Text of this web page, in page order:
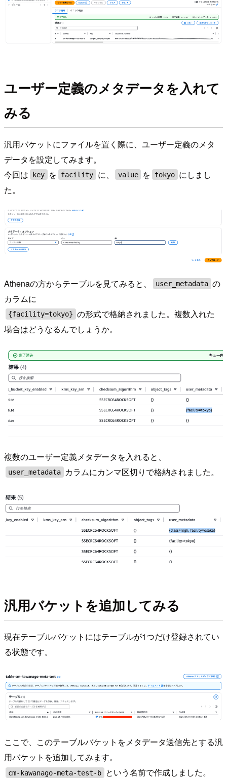
ユーザー定義のメタデータを入れて
みる
汎用バケットにファイルを置く際に、ユーザー定義のメタ
データを設定してみます。
今回は
key を facility に、 value を tokyo にしまし
た。
Athenaの方からテーブルを見てみると、 user_metadata の
カラムに
{facility=tokyo} の形式で格納されました。複数入れた
場合はどうなるんでしょうか。
複数のユーザー定義メタデータを入れると、
user_metadata カラムにカンマ区切りで格納されました。
汎用バケットを追加してみる
現在テーブルバケットにはテーブルが1つだけ登録されてい
る状態です。
ここで、このテーブルバケットをメタデータ送信先とする汎
用バケットを追加してみます。
cm-kawanago-meta-test-b という名前で作成しました。